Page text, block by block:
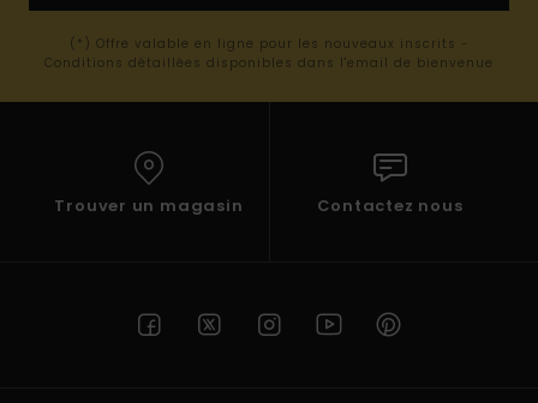
(*) Offre valable en ligne pour les nouveaux inscrits -
Conditions détaillées disponibles dans l'email de bienvenue
Trouver un magasin Contactez nous